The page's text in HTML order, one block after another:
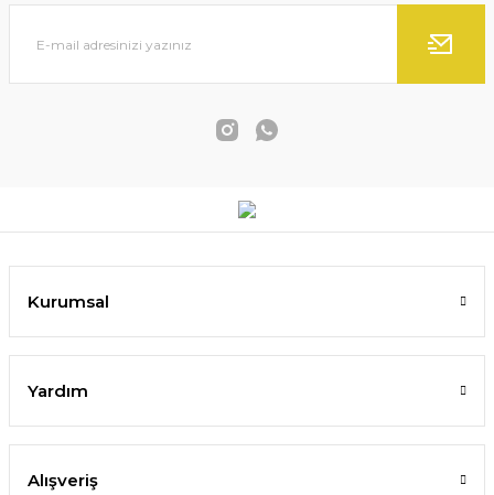
Pastel Dinginlik Soyut Dokulu Yağlıboya Tablo
Kurumsal
Yardım
Alışveriş